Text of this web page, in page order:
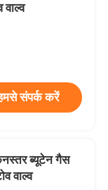
संपर्क करें
ब्यूटेन गैस
वाल्व